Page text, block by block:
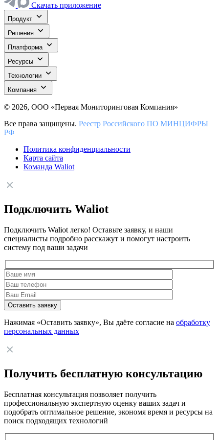
Скачать приложение
Продукт
Решения
Платформа
Ресурсы
Технологии
Компания
© 2026, ООО «Первая Мониторинговая Компания»
Все права защищены. Реестр Российского ПО МИНЦИФРЫ
РФ
Политика конфиденциальности
Карта сайта
Команда Waliot
Подключить Waliot
Подключить Waliot легко! Оставьте заявку, и наши
специалисты подробно расскажут и помогут настроить
систему под ваши задачи
Нажимая «Оставить заявку», Вы даёте согласие на обработку
персональных данных
Получить бесплатную консультацию
Бесплатная консультация позволяет получить
профессиональную экспертную оценку ваших задач и
подобрать оптимальное решение, экономя время и ресурсы на
поиск подходящих технологий